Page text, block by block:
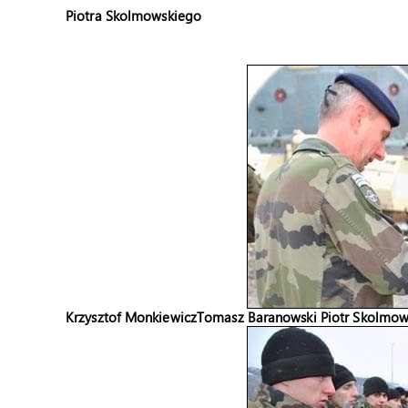
Piotra Skolmowskiego
Krzysztof MonkiewiczTomasz BaranowskiPiotr